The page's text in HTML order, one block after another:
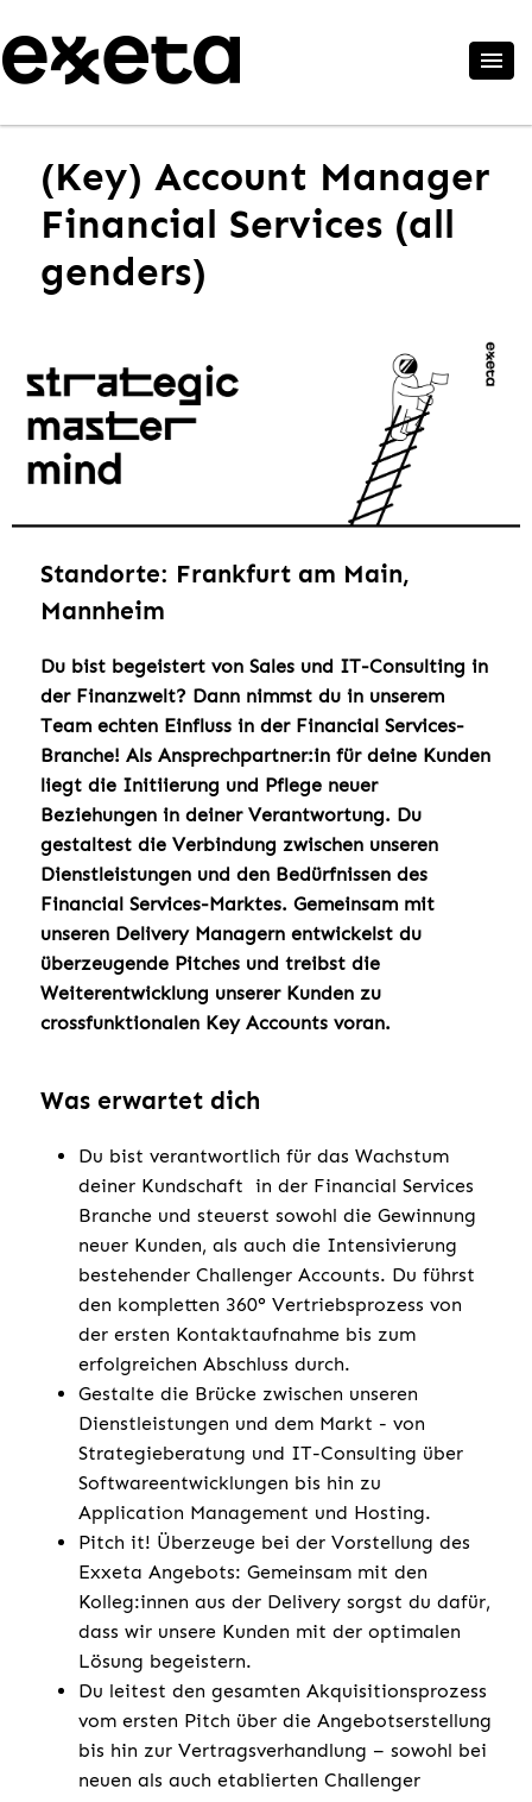
(Key) Account Manager
Financial Services (all
genders)
Standorte: Frankfurt am Main,
Mannheim
Du bist begeistert von Sales und IT-Consulting in
der Finanzwelt? Dann nimmst du in unserem
Team echten Einfluss in der Financial Services-
Branche! Als Ansprechpartner:in für deine Kunden
liegt die Initiierung und Pflege neuer
Beziehungen in deiner Verantwortung. Du
gestaltest die Verbindung zwischen unseren
Dienstleistungen und den Bedürfnissen des
Financial Services-Marktes. Gemeinsam mit
unseren Delivery Managern entwickelst du
überzeugende Pitches und treibst die
Weiterentwicklung unserer Kunden zu
crossfunktionalen Key Accounts voran.
Was erwartet dich
Du bist verantwortlich für das Wachstum
deiner Kundschaft in der Financial Services
Branche und steuerst sowohl die Gewinnung
neuer Kunden, als auch die Intensivierung
bestehender Challenger Accounts. Du führst
den kompletten 360° Vertriebsprozess von
der ersten Kontaktaufnahme bis zum
erfolgreichen Abschluss durch.
Gestalte die Brücke zwischen unseren
Dienstleistungen und dem Markt - von
Strategieberatung und IT-Consulting über
Softwareentwicklungen bis hin zu
Application Management und Hosting.
Pitch it! Überzeuge bei der Vorstellung des
Exxeta Angebots: Gemeinsam mit den
Kolleg:innen aus der Delivery sorgst du dafür,
dass wir unsere Kunden mit der optimalen
Lösung begeistern.
Du leitest den gesamten Akquisitionsprozess
vom ersten Pitch über die Angebotserstellung
bis hin zur Vertragsverhandlung – sowohl bei
neuen als auch etablierten Challenger